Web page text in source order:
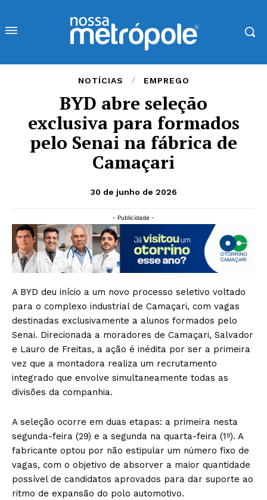
NOTÍCIAS EMPREGO
BYD abre seleção
exclusiva para formados
pelo Senai na fábrica de
Camaçari
30 de junho de 2026
- Publicidade -
A BYD deu início a um novo processo seletivo voltado
para o complexo industrial de Camaçari, com vagas
destinadas exclusivamente a alunos formados pelo
Senai. Direcionada a moradores de Camaçari, Salvador
e Lauro de Freitas, a ação é inédita por ser a primeira
vez que a montadora realiza um recrutamento
integrado que envolve simultaneamente todas as
divisões da companhia.
A seleção ocorre em duas etapas: a primeira nesta
segunda-feira (29) e a segunda na quarta-feira (1º). A
fabricante optou por não estipular um número fixo de
vagas, com o objetivo de absorver a maior quantidade
possível de candidatos aprovados para dar suporte ao
ritmo de expansão do polo automotivo.